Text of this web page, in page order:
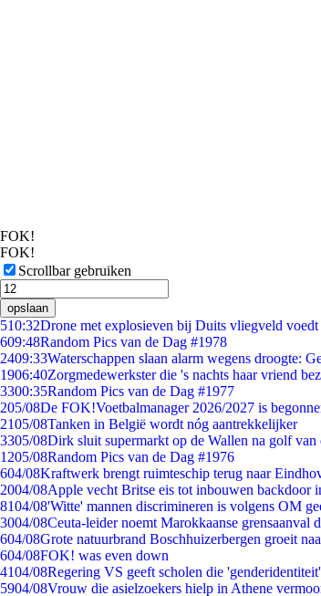
FOK!
FOK!
Scrollbar gebruiken
opslaan
510:32Drone met explosieven bij Duits vliegveld
609:48Random Pics van de Dag #1978
2409:33Waterschappen slaan alarm wegens droogte:
1906:40Zorgmedewerkster die 's nachts haar vriend
3300:35Random Pics van de Dag #1977
205/08De FOK!Voetbalmanager 2026/2027 is
2105/08Tanken in België wordt nóg aantrekkelijker
3305/08Dirk sluit supermarkt op de Wallen na golf van
1205/08Random Pics van de Dag #1976
604/08Kraftwerk brengt ruimteschip terug naar
2004/08Apple vecht Britse eis tot inbouwen backdoor
8104/08'Witte' mannen discrimineren is volgens OM
3004/08Ceuta-leider noemt Marokkaanse grensaanval
604/08Grote natuurbrand Boschhuizerbergen groeit
604/08FOK! was even down
4104/08Regering VS geeft scholen die
5904/08Vrouw die asielzoekers hielp in Athene